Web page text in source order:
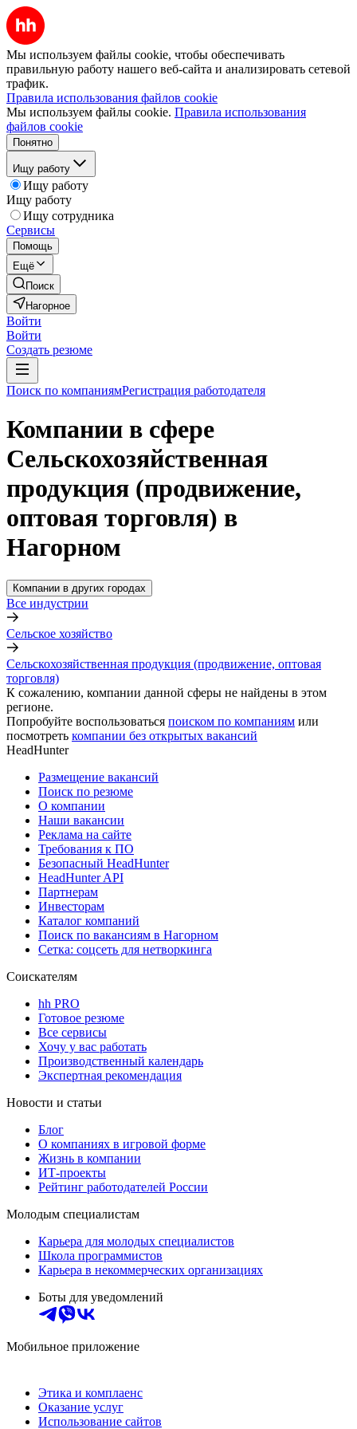
Мы используем файлы cookie, чтобы обеспечивать
правильную работу нашего веб-сайта и анализировать сетевой
трафик.
Правила использования файлов cookie
Мы используем файлы cookie. Правила использования
файлов cookie
Понятно
Ищу работу
Ищу работу
Ищу работу
Ищу сотрудника
Сервисы
Помощь
Ещё
Поиск
Нагорное
Войти
Войти
Создать резюме
Поиск по компаниямРегистрация работодателя
Компании в сфере
Сельскохозяйственная
продукция (продвижение,
оптовая торговля) в
Нагорном
Компании в других городах
Все индустрии
Сельское хозяйство
Сельскохозяйственная продукция (продвижение, оптовая
торговля)
К сожалению, компании данной сферы не найдены в этом
регионе.
Попробуйте воспользоваться поиском по компаниям или
посмотреть компании без открытых вакансий
HeadHunter
Размещение вакансий
Поиск по резюме
О компании
Наши вакансии
Реклама на сайте
Требования к ПО
Безопасный HeadHunter
HeadHunter API
Партнерам
Инвесторам
Каталог компаний
Поиск по вакансиям в Нагорном
Сетка: соцсеть для нетворкинга
Соискателям
hh PRO
Готовое резюме
Все сервисы
Хочу у вас работать
Производственный календарь
Экспертная рекомендация
Новости и статьи
Блог
О компаниях в игровой форме
Жизнь в компании
ИТ-проекты
Рейтинг работодателей России
Молодым специалистам
Карьера для молодых специалистов
Школа программистов
Карьера в некоммерческих организациях
Боты для уведомлений
Мобильное приложение
Этика и комплаенс
Оказание услуг
Использование сайтов